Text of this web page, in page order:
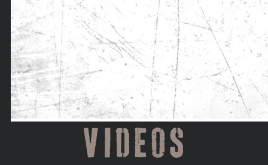
VIDEOS